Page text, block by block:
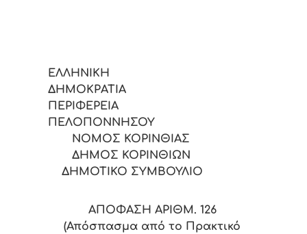
ΕΛΛΗΝΙΚΗ
ΔΗΜΟΚΡΑΤΙΑ
ΠΕΡΙΦΕΡΕΙΑ
ΠΕΛΟΠΟΝΝΗΣΟΥ
ΝΟΜΟΣ ΚΟΡΙΝΘΙΑΣ
ΔΗΜΟΣ ΚΟΡΙΝΘΙΩΝ
ΔΗΜΟΤΙΚΟ ΣΥΜΒΟΥΛΙΟ
ΑΠΟΦΑΣΗ ΑΡΙΘΜ. 126
(Απόσπασμα από το Πρακτικό